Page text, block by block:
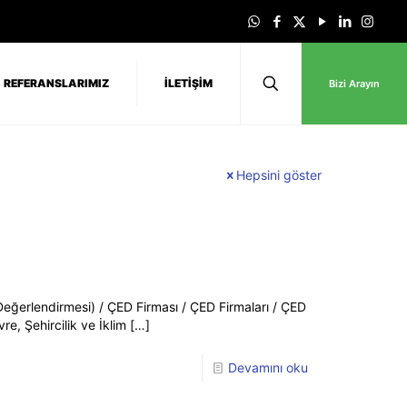
REFERANSLARIMIZ İLETİŞİM Bizi Arayın
Hepsini göster
/ ÇED Firması / ÇED Firmaları / ÇED
Şehircilik ve İklim […]
Devamını oku